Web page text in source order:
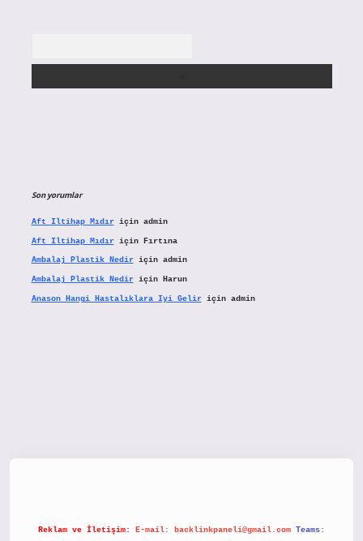
Son yorumlar
Aft Iltihap Mıdıriçin admin
Aft Iltihap Mıdıriçin Fırtına
Ambalaj Plastik Nediriçin admin
Ambalaj Plastik Nediriçin Harun
Anason Hangi Hastalıklara Iyi Geliriçin admin
Reklam ve İletişim: E-mail: backlinkpaneli@gmail.com Teams: